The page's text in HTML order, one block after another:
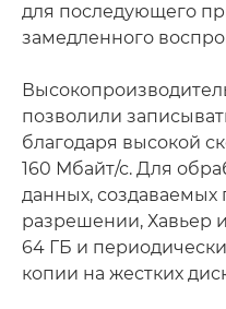
для последующего
замедленного
позволили
благодаря высокой
160 Мбайт/с. Для
данных,
разрешении, Хавьер
64 ГБ и
копии на жестких